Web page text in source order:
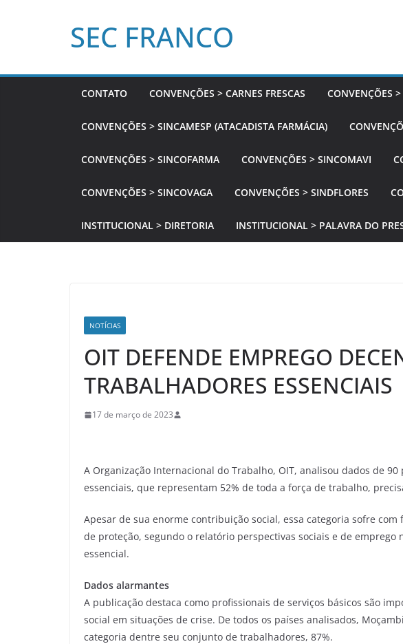
SEC FRANCO
CONTATO CONVENÇÕES > CARNES FRESCAS CONVENÇÕES
CONVENÇÕES > SINCAMESP (ATACADISTA FARMÁCIA)
CONVENÇÕES > SINCOFARMA CONVENÇÕES > SINCOMAVI
CONVENÇÕES > SINCOVAGA CONVENÇÕES > SINDFLORES
INSTITUCIONAL > DIRETORIA INSTITUCIONAL > PALAVRA DO
NOTÍCIAS
OIT DEFENDE EMPREGO
TRABALHADORES ESSENCIAIS
17 de março de 2023
A Organização Internacional do Trabalho, OIT, analisou dados de
essenciais, que representam 52% de toda a força de trabalho,
Apesar de sua enorme contribuição social, essa categoria sofre
de proteção, segundo o relatório perspectivas sociais e de
essencial.
Dados alarmantes
A publicação destaca como profissionais de serviços básicos são
social em situações de crise. De todos os países analisados,
categoria dentre seu conjunto de trabalhadores, 87%.